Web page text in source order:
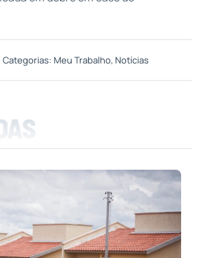
Categorias: Meu Trabalho, Notícias